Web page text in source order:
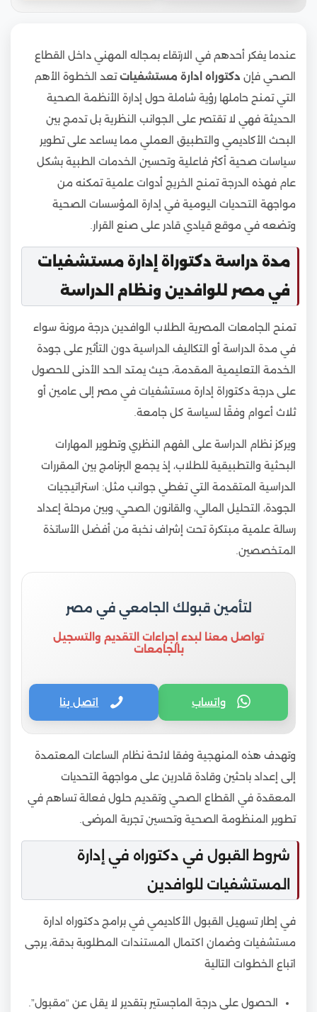
عندما يفكر أحدهم في الارتقاء بمجاله المهني داخل القطاع
الصحي فإن دكتوراه ادارة مستشفياتتعد الخطوة الأهم
التي تمنح حاملها رؤية شاملة حول إدارة الأنظمة الصحية
الحديثة فهي لا تقتصر على الجوانب النظرية بل تدمج بين
البحث الأكاديمي والتطبيق العملي مما يساعد على تطوير
سياسات صحية أكثر فاعلية وتحسين الخدمات الطبية بشكل
عام فهذه الدرجة تمنح الخريج أدوات علمية تمكنه من
مواجهة التحديات اليومية في إدارة المؤسسات الصحية
وتضعه في موقع قيادي قادر على صنع القرار.
مدة دراسة دكتوراة إدارة مستشفيات
في مصر للوافدين ونظام الدراسة
تمنح الجامعات المصرية الطلاب الوافدين درجة مرونة سواء
في مدة الدراسة أو التكاليف الدراسية دون التأثير على جودة
الخدمة التعليمية المقدمة، حيث يمتد الحد الأدنى للحصول
على درجة دكتوراة إدارة مستشفيات في مصر إلى عامين أو
ثلاث أعوام وفقًا لسياسة كل جامعة.
ويركز نظام الدراسة على الفهم النظري وتطوير المهارات
البحثية والتطبيقية للطلاب، إذ يجمع البرنامج بين المقررات
الدراسية المتقدمة التي تغطي جوانب مثل: استراتيجيات
الجودة، التحليل المالي، والقانون الصحي، وبين مرحلة إعداد
رسالة علمية مبتكرة تحت إشراف نخبة من أفضل الأساتذة
المتخصصين.
لتأمين قبولك الجامعي في مصر
تواصل معنا لبدء إجراءات التقديم والتسجيل
بالجامعات
واتساب اتصل بنا
وتهدف هذه المنهجية وفقا لائحة نظام الساعات المعتمدة
إلى إعداد باحثين وقادة قادرين على مواجهة التحديات
المعقدة في القطاع الصحي وتقديم حلول فعالة تساهم في
تطوير المنظومة الصحية وتحسين تجربة المرضى.
شروط القبول في دكتوراه في إدارة
المستشفيات للوافدين
في إطار تسهيل القبول الأكاديمي في برامج دكتوراه ادارة
مستشفيات وضمان اكتمال المستندات المطلوبة بدقة، يرجى
اتباع الخطوات التالية
الحصول على درجة الماجستير بتقدير لا يقل عن “مقبول”.